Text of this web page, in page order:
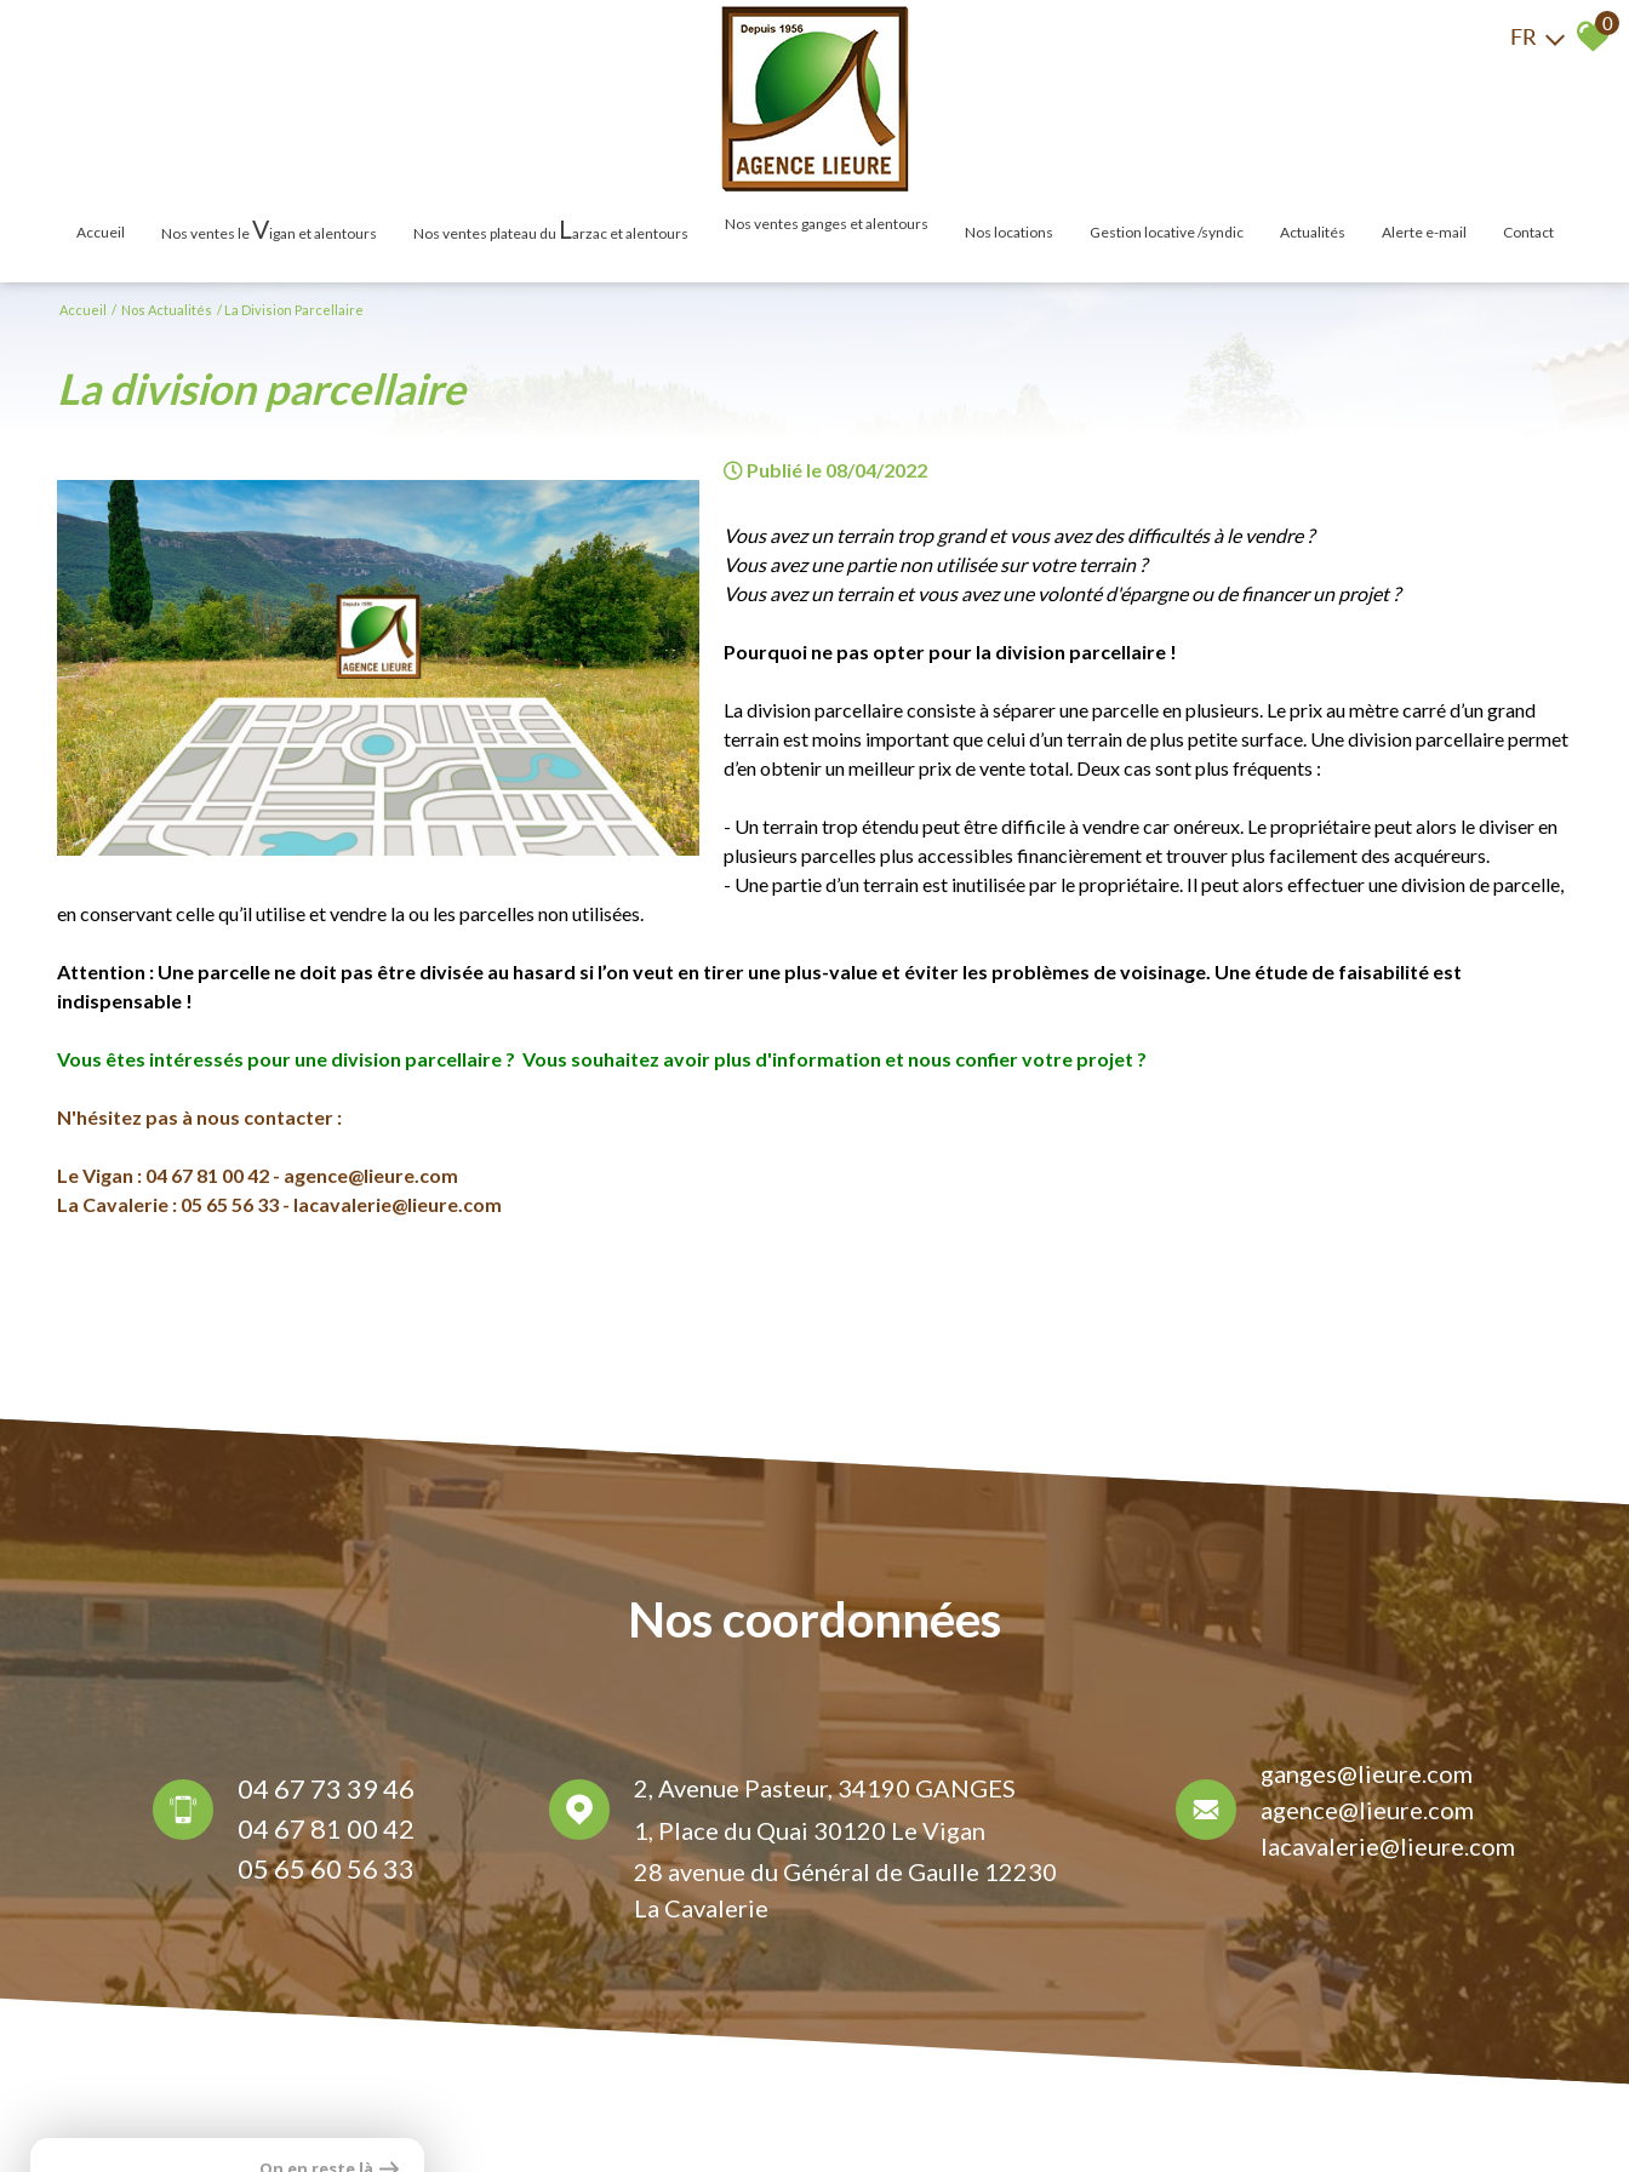
FR 0
accueil nos ventes leVigan et alentours
Appartements
Cabanons / Mazets
Garages
Locals / Commerces
Entrepot
nos ventes plateau du Larzac et alentours
Appartements
Cabanons / Mazets
Garages
Locals / Commerces
Entrepot
nos ventes ganges et alentours
Cabanons / Mazets
Locals / Commerces
Entrepot
nos locations
Entrepot
gestion locative /syndic actualités alerte e-mail contact
Accueil Nos Actualités La Division Parcellaire
la division parcellaire
Publié le 08/04/2022
Vous avez un terrain trop grand et vous avez des difficultés à le vendre ?
Vous avez une partie non utilisée sur votre terrain ?
Vous avez un terrain et vous avez une volonté d'épargne ou de financer un projet ?
Pourquoi ne pas opter pour la division parcellaire !
La division parcellaire consiste à séparer une parcelle en plusieurs. Le prix au mètre carré d’un grand
terrain est moins important que celui d’un terrain de plus petite surface. Une division parcellaire permet
d’en obtenir un meilleur prix de vente total. Deux cas sont plus fréquents :
- Un terrain trop étendu peut être difficile à vendre car onéreux. Le propriétaire peut alors le diviser en
plusieurs parcelles plus accessibles financièrement et trouver plus facilement des acquéreurs.
- Une partie d’un terrain est inutilisée par le propriétaire. Il peut alors effectuer une division de parcelle,
en conservant celle qu’il utilise et vendre la ou les parcelles non utilisées.
Attention : Une parcelle ne doit pas être divisée au hasard si l’on veut en tirer une plus-value et éviter les problèmes de voisinage. Une étude de faisabilité est
indispensable !
Vous êtes intéressés pour une division parcellaire ? Vous souhaitez avoir plus d'information et nous confier votre projet ?
N'hésitez pas à nous contacter :
Le Vigan : 04 67 81 00 42 - agence@lieure.com
La Cavalerie : 05 65 56 33 - lacavalerie@lieure.com
nos coordonnées
04 67 73 39 46
04 67 81 00 42
05 65 60 56 33
ganges@lieure.com
agence@lieure.com
lacavalerie@lieure.com
2, Avenue Pasteur, 34190 GANGES
1, Place du Quai 30120 Le Vigan
28 avenue du Général de Gaulle 12230
La Cavalerie